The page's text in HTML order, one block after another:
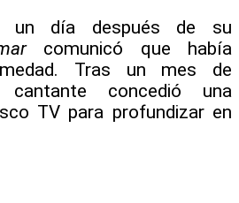
un día después de su
comunicó que había
Tras un mes de
cantante concedió una
TV para profundizar en